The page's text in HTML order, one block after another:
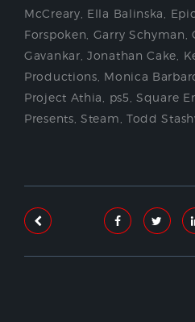
McCreary Ella Balinska
Forspoken Garry Schyman ,
Gavankar ,Jonathan Cake
Productions Monica
Project Athia
ps5 ,Square
Presents ,Steam Todd